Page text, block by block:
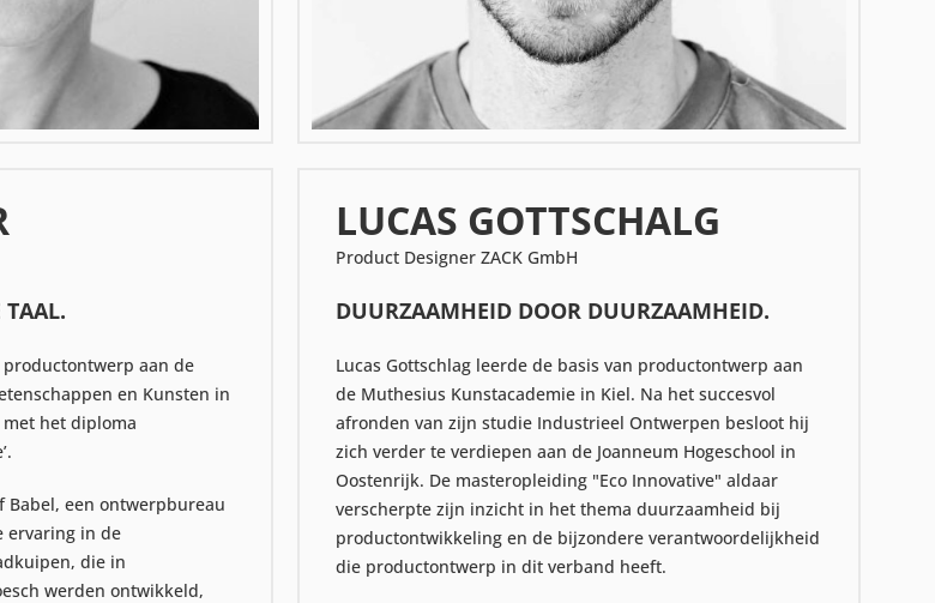
TAAL.
aan de
en Kunsten in
het diploma
Babel, een ontwerpbureau
ervaring in de
die in
werden ontwikkeld,
LUCAS GOTTSCHALG
Product Designer ZACK GmbH
DUURZAAMHEID DOOR DUURZAAMHEID.
Lucas Gottschlag leerde de basis van productontwerp aan
de Muthesius Kunstacademie in Kiel. Na het succesvol
afronden van zijn studie Industrieel Ontwerpen besloot hij
zich verder te verdiepen aan de Joanneum Hogeschool in
Oostenrijk. De masteropleiding "Eco Innovative" aldaar
verscherpte zijn inzicht in het thema duurzaamheid bij
productontwikkeling en de bijzondere verantwoordelijkheid
die productontwerp in dit verband heeft.